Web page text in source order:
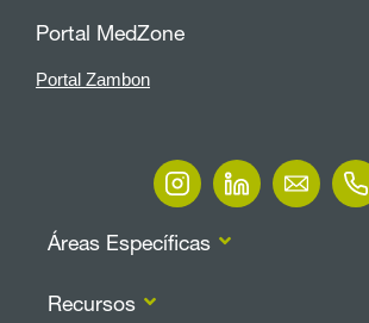
Portal MedZone
Portal Zambon
Áreas Específicas
Recursos